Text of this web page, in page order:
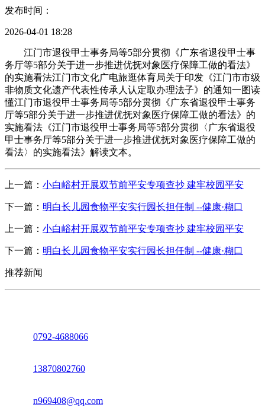
发布时间：
2026-04-01 18:28
江门市退役甲士事务局等5部分贯彻《广东省退役甲士事
务厅等5部分关于进一步推进优抚对象医疗保障工做的看法》
的实施看法江门市文化广电旅逛体育局关于印发《江门市市级
非物质文化遗产代表性传承人认定取办理法子》的通知一图读
懂江门市退役甲士事务局等5部分贯彻《广东省退役甲士事务
厅等5部分关于进一步推进优抚对象医疗保障工做的看法》的
实施看法《江门市退役甲士事务局等5部分贯彻〈广东省退役
甲士事务厅等5部分关于进一步推进优抚对象医疗保障工做的
看法〉的实施看法》解读文本。
上一篇： 小白峪村开展双节前平安专项查抄 建牢校园平安
下一篇： 明白长儿园食物平安实行园长担任制 --健康·糊口
上一篇： 小白峪村开展双节前平安专项查抄 建牢校园平安
下一篇： 明白长儿园食物平安实行园长担任制 --健康·糊口
推荐新闻
0792-4688066
13870802760
n969408@qq.com